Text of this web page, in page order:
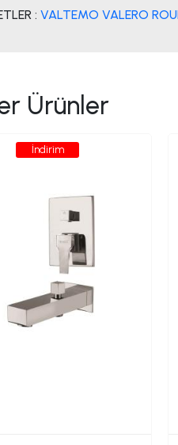
: VALTEMO VALERO
Ürünler
İndirim